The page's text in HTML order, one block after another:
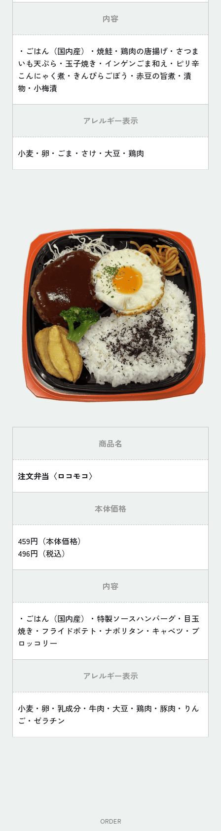
内容
・ごはん（国内産）・焼鮭・鶏肉の唐揚げ・さつま
いも天ぷら・玉子焼き・インゲンごま和え・ピリ辛
こんにゃく煮・きんぴらごぼう・赤豆の旨煮・漬
物・小梅漬
アレルギー表示
小麦・卵・ごま・さけ・大豆・鶏肉
商品名
注文弁当〈ロコモコ〉
本体価格
459円（本体価格）
496円（税込）
内容
・ごはん（国内産）・特製ソースハンバーグ・目玉
焼き・フライドポテト・ナポリタン・キャベツ・ブ
ロッコリー
アレルギー表示
小麦・卵・乳成分・牛肉・大豆・鶏肉・豚肉・りん
ご・ゼラチン
ORDER